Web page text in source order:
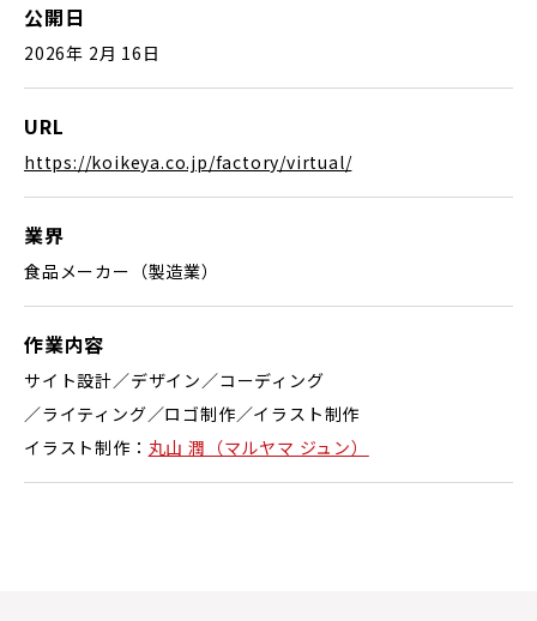
公開日
2026年 2月 16日
URL
https://koikeya.co.jp/factory/virtual/
業界
食品メーカー（製造業）
作業内容
サイト設計／デザイン／コーディング
／ライティング／ロゴ制作／イラスト制作
イラスト制作： 丸山 潤（マルヤマ ジュン）